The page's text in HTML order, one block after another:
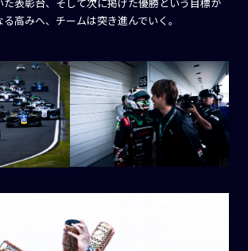
高みへ、チームは突き進んでいく。